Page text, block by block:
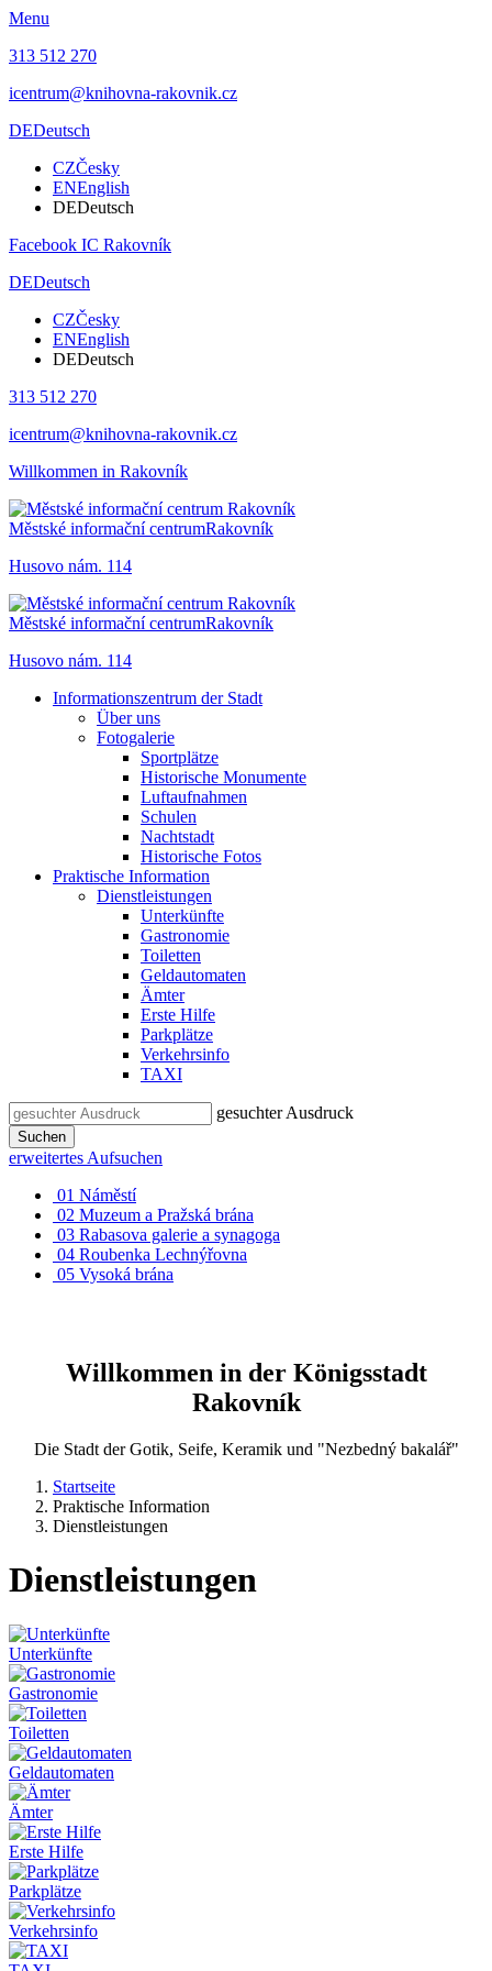
Menu
313 512 270
icentrum@knihovna-rakovnik.cz
DEDeutsch
CZČesky
ENEnglish
DEDeutsch
Facebook IC Rakovník
DEDeutsch
CZČesky
ENEnglish
DEDeutsch
313 512 270
icentrum@knihovna-rakovnik.cz
Willkommen in Rakovník
Městské informační centrumRakovník
Husovo nám. 114
Městské informační centrumRakovník
Husovo nám. 114
Informationszentrum der Stadt
Über uns
Fotogalerie
Sportplätze
Historische Monumente
Luftaufnahmen
Schulen
Nachtstadt
Historische Fotos
Praktische Information
Dienstleistungen
Unterkünfte
Gastronomie
Toiletten
Geldautomaten
Ämter
Erste Hilfe
Parkplätze
Verkehrsinfo
TAXI
gesuchter Ausdruck
Suchen
erweitertes Aufsuchen
01 Náměstí
02 Muzeum a Pražská brána
03 Rabasova galerie a synagoga
04 Roubenka Lechnýřovna
05 Vysoká brána
Willkommen in der Königsstadt
Rakovník
Die Stadt der Gotik, Seife, Keramik und "Nezbedný bakalář"
Startseite
Praktische Information
Dienstleistungen
Dienstleistungen
Unterkünfte
Gastronomie
Toiletten
Geldautomaten
Ämter
Erste Hilfe
Parkplätze
Verkehrsinfo